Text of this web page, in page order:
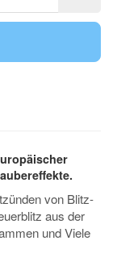
von Blitz-
aus der
und Viele